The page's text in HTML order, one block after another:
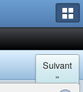
Suivant
»